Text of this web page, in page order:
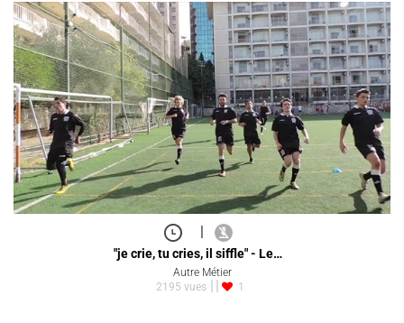
|
"je crie, tu cries, il siffle" - Le…
Autre Métier
2195 vues
1